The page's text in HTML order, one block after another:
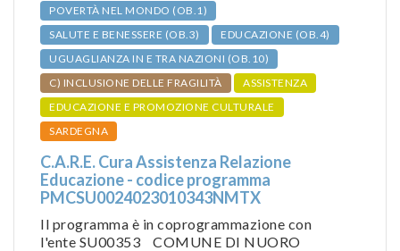
POVERTÀ NEL MONDO (OB.1)
SALUTE E BENESSERE (OB.3)
EDUCAZIONE (OB.4)
UGUAGLIANZA IN E TRA NAZIONI (OB.10)
C) INCLUSIONE DELLE FRAGILITÀ
ASSISTENZA
EDUCAZIONE E PROMOZIONE CULTURALE
SARDEGNA
C.A.R.E. Cura Assistenza Relazione
Educazione - codice programma
PMCSU0024023010343NMTX
Il programma è in coprogrammazione con
l'ente SU00353 COMUNE DI NUORO